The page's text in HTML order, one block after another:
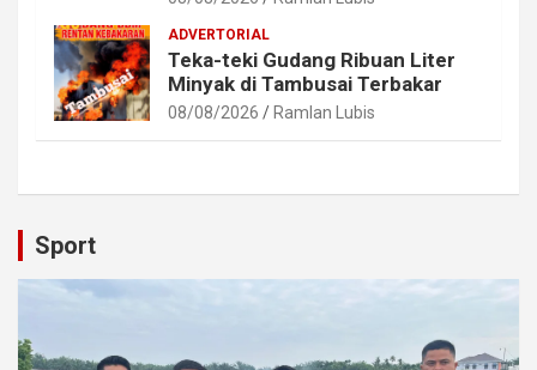
ADVERTORIAL
Teka-teki Gudang Ribuan Liter
Minyak di Tambusai Terbakar
08/08/2026 Ramlan Lubis
Sport